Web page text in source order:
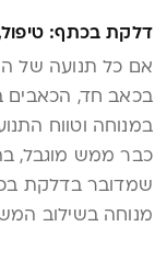
דלקת בכתף: טיפול,
אם כל תנועה של
בכאב חד, הכאבים
במנוחה וטווח
כבר ממש מוגבל,
שמדובר בדלקת
מנוחה בשילוב